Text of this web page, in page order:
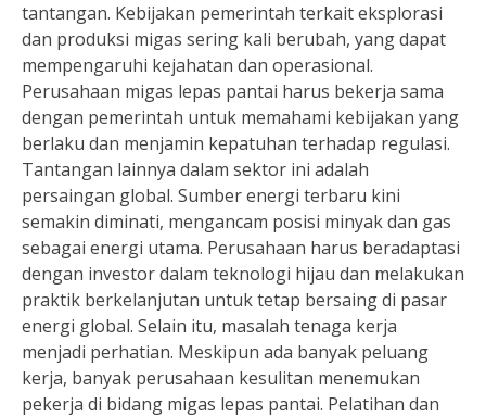
tantangan. Kebijakan pemerintah terkait eksplorasi
dan produksi migas sering kali berubah, yang dapat
mempengaruhi kejahatan dan operasional.
Perusahaan migas lepas pantai harus bekerja sama
dengan pemerintah untuk memahami kebijakan yang
berlaku dan menjamin kepatuhan terhadap regulasi.
Tantangan lainnya dalam sektor ini adalah
persaingan global. Sumber energi terbaru kini
semakin diminati, mengancam posisi minyak dan gas
sebagai energi utama. Perusahaan harus beradaptasi
dengan investor dalam teknologi hijau dan melakukan
praktik berkelanjutan untuk tetap bersaing di pasar
energi global. Selain itu, masalah tenaga kerja
menjadi perhatian. Meskipun ada banyak peluang
kerja, banyak perusahaan kesulitan menemukan
pekerja di bidang migas lepas pantai. Pelatihan dan